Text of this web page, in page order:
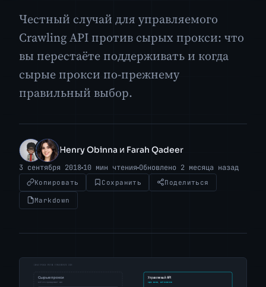
Честный случай для управляемого
Crawling API против сырых прокси: что
вы перестаёте поддерживать и когда
сырые прокси по-прежнему
правильный выбор.
HO FQ Henry Obinna и Farah Qadeer
3 сентября 2018 10 мин чтения Обновлено 2 месяца назад
Копировать Сохранить Поделиться
Markdown